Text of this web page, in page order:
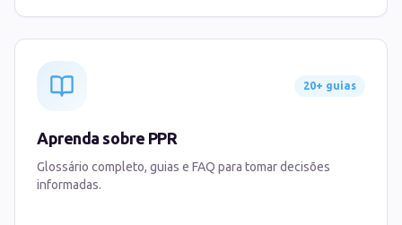
20+ guias
Aprenda sobre PPR
Glossário completo, guias e FAQ para tomar decisões
informadas.